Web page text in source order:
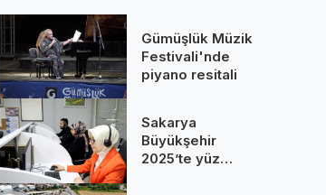
Gümüşlük Müzik
Festivali'nde
piyano resitali
Sakarya
Büyükşehir
2025’te yüz